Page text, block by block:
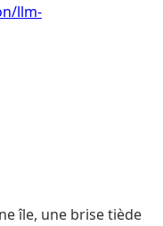
llm-
île, une brise tiède